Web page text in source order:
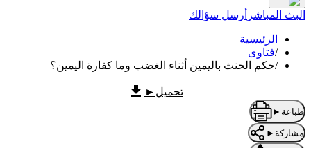
البث المباشر أرسل سؤالك
الرئيسية
/فتاوى
/حكم الحنث باليمين أثناء الغضب وما كفارة اليمين؟
تحميل ►
طباعة ►
مشاركة ►